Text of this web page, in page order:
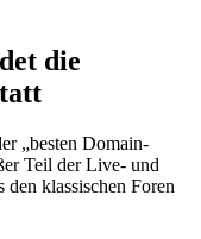
die
„besten Domain-
Teil der Live- und
klassischen Foren